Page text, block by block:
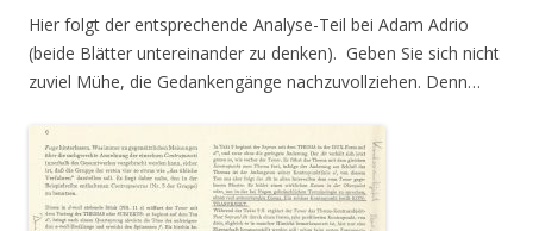
Hier folgt der entsprechende Analyse-Teil bei Adam Adrio
(beide Blätter untereinander zu denken). Geben Sie sich nicht
zuviel Mühe, die Gedankengänge nachzuvollziehen. Denn…